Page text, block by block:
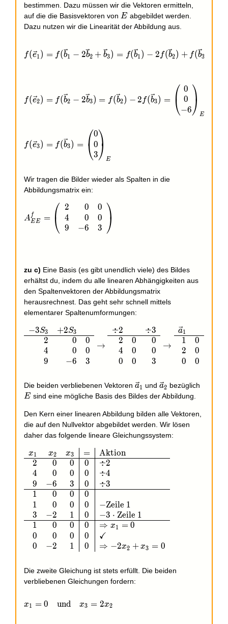
bestimmen. Dazu müssen wir die Vektoren ermitteln,
auf die die Basisvektoren von E
E abgebildet werden.
Dazu nutzen wir die Linearität der Abbildung aus.
f(e1 ) = f(b1 − 2b2 + b3 ) = f(b1 ) − 2f(b2 ) + f(b3
f(\vec e_2)=f(\vec b_2-2\vec b_3)=f(\vec b_2)-
f(e2) = f(b2 − 2b3) = f(b2) − 2 f(b3) = ⎝
⎛ 0
0
−6⎠
⎞
E
f(\vec e_3)=f(\vec
f(e3) = f(b3) = ⎝
⎛0
0
3⎠
⎞
E
Wir tragen die Bilder wieder als Spalten in die
Abbildungsmatrix ein:
A_{EE}^f=\left(\begin{array}{rrr}2 & 0 & 0\\4 &
AEE
f = ⎝
⎛ 2
4
9
0
0
−6
0
0
3 ⎠
⎞
zu c) Eine Basis (es gibt unendlich viele) des Bildes
erhältst du, indem du alle linearen Abhängigkeiten aus
den Spaltenvektoren der Abbildungsmatrix
herausrechnest. Das geht sehr schnell mittels
elementarer Spaltenumformungen:
\begin{array}{rrr}-3S_3 & +2S_3 & \\\hline2 &
−3S3
2
4
9
+2S3
0
0
−6
0
0
3
→
÷2
2
4
0
0
0
0
÷3
0
0
3
→
a1
1
2
0
0
0
0
Die beiden verbliebenen Vektoren \vec
a_1
a1 und \vec
a_2
a2 bezüglich
E sind eine mögliche Basis des Bildes der Abbildung.
Den Kern einer linearen Abbildung bilden alle Vektoren,
die auf den Nullvektor abgebildet werden. Wir lösen
daher das folgende lineare Gleichungssystem:
\begin{array}{rrr|c|l}x_1 & x_2 & x_3 & = &
x1
2
4
9
1
1
3
1
0
0
x2
0
0
−6
0
0
−2
0
0
−2
x3
0
0
3
0
0
1
0
0
1
=
0
0
0
0
0
0
0
0
0
Aktion
÷2
÷4
÷3
−Zeile 1
−3 ⋅ Zeile 1
⇒ x1 = 0
✓
⇒ −2x2 + x3 = 0
Die zweite Gleichung ist stets erfüllt. Die beiden
verbliebenen Gleichungen fordern:
x_1=0\quad\text{und}\quad x_3=2x_2
x1 = 0 und x3 = 2x2